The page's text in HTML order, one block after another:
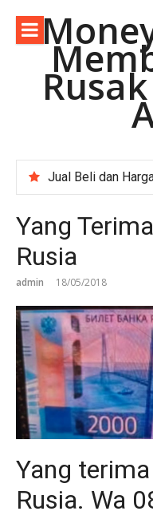
konten
Yang
Rusia
admin 18/05/2018
Yang
Rusia. Wa